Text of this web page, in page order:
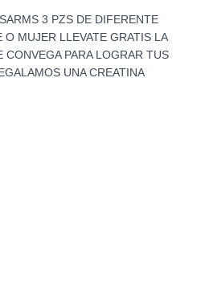
3 PZS DE DIFERENTE
O MUJER LLEVATE GRATIS LA
CONVEGA PARA LOGRAR TUS
UNA CREATINA